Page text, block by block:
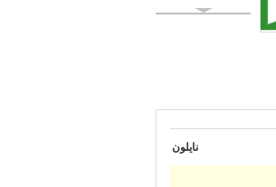
نايلون